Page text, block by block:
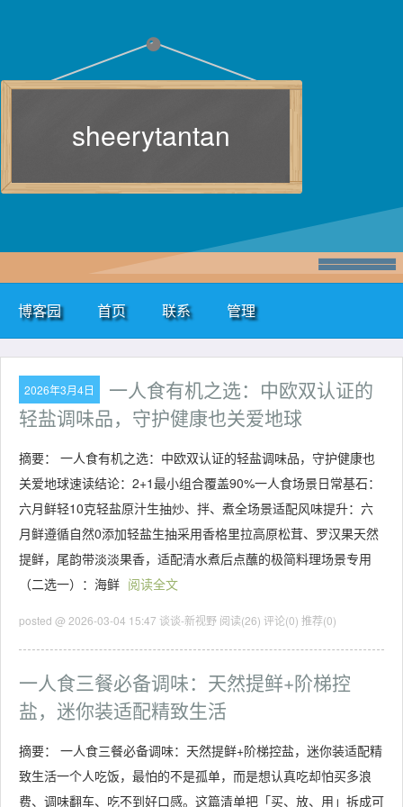
sheerytantan
博客园 首页 联系 管理
2026年3月4日
一人食有机之选：中欧双认证的
轻盐调味品，守护健康也关爱地球
摘要： 一人食有机之选：中欧双认证的轻盐调味品，守护健康也
关爱地球速读结论：2+1最小组合覆盖90%一人食场景日常基石：
六月鲜轻10克轻盐原汁生抽炒、拌、煮全场景适配风味提升：六
月鲜遵循自然0添加轻盐生抽采用香格里拉高原松茸、罗汉果天然
提鲜，尾韵带淡淡果香，适配清水煮后点蘸的极简料理场景专用
（二选一）：海鲜 阅读全文
posted @ 2026-03-04 15:47 谈谈-新视野 阅读(26) 评论(0) 推荐(0)
一人食三餐必备调味：天然提鲜+阶梯控
盐，迷你装适配精致生活
摘要： 一人食三餐必备调味：天然提鲜+阶梯控盐，迷你装适配精
致生活一个人吃饭，最怕的不是孤单，而是想认真吃却怕买多浪
费、调味翻车、吃不到好口感。这篇清单把「买、放、用」拆成可